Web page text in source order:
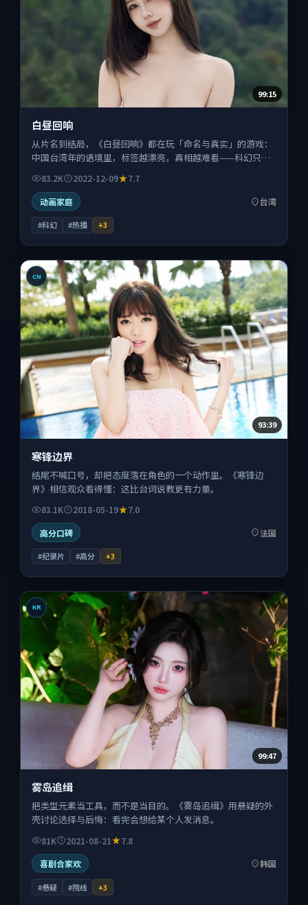
99:15
白昼回响
从片名到结局，《白昼回响》都在玩「命名与真实」的游戏：
中国台湾年的语境里，标签越漂亮，真相越难看——科幻只是
83.2K 2022-12-09
7.7
动画家庭
台湾
#科幻 #热播 +3
CN
93:39
寒锋边界
结尾不喊口号，却把态度落在角色的一个动作里。《寒锋边
界》相信观众看得懂：这比台词说教更有力量。
83.1K 2018-05-19
7.0
高分口碑
法国
#纪录片 #高分 +3
KR
99:47
雾岛追缉
把类型元素当工具，而不是当目的。《雾岛追缉》用悬疑的外
壳讨论选择与后悔：看完会想给某个人发消息。
81K 2021-08-21
7.8
喜剧合家欢
韩国
#悬疑 #院线 +3